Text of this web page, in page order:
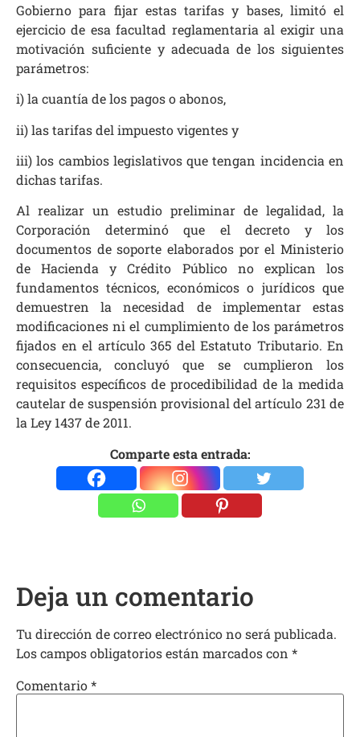
Gobierno para fijar estas tarifas y bases, limitó el
ejercicio de esa facultad reglamentaria al exigir una
motivación suficiente y adecuada de los siguientes
parámetros:
i) la cuantía de los pagos o abonos,
ii) las tarifas del impuesto vigentes y
iii) los cambios legislativos que tengan incidencia en
dichas tarifas.
Al realizar un estudio preliminar de legalidad, la
Corporación determinó que el decreto y los
documentos de soporte elaborados por el Ministerio
de Hacienda y Crédito Público no explican los
fundamentos técnicos, económicos o jurídicos que
demuestren la necesidad de implementar estas
modificaciones ni el cumplimiento de los parámetros
fijados en el artículo 365 del Estatuto Tributario. En
consecuencia, concluyó que se cumplieron los
requisitos específicos de procedibilidad de la medida
cautelar de suspensión provisional del artículo 231 de
la Ley 1437 de 2011.
Comparte esta entrada:
Deja un comentario
Tu dirección de correo electrónico no será publicada.
Los campos obligatorios están marcados con *
Comentario*